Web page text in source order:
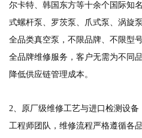
尔卡特、韩国东方等十余个国际知
式螺杆泵、罗茨泵、爪式泵、涡旋
全品类真空泵，不限品牌、不限型
全品牌维修服务，客户无需为不同
降低供应链管理成本。
2、原厂级维修工艺与进口检测设
工程师团队，维修流程严格遵循各